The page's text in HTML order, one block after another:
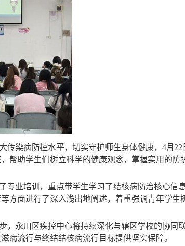
染病防控水平，切实守护师生身体健康，4月22
帮助学生们树立科学的健康观念，掌握实用的防
专业培训，重点带学生学习了结核病防治核心信
方面进行了深入浅出地阐述，着重强调青年学生
，永川区疾控中心将持续深化与辖区学校的协同
病流行与终结结核病流行目标提供坚实保障。